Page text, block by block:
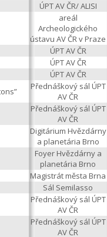
ÚPT AV ČR/ ALISI
areál
Archeologického
ústavu AV ČR v Praze
ÚPT AV ČR
ÚPT AV ČR
ÚPT AV ČR
Přednáškový sál ÚPT
AV ČR
Přednáškový sál ÚPT
AV ČR
Digitárium Hvězdárny
a planetária Brno
Foyer Hvězdárny a
planetária Brno
Magistrát města Brna
Sál Semilasso
Přednáškový sál ÚPT
AV ČR
Přednáškový sál ÚPT
AV ČR